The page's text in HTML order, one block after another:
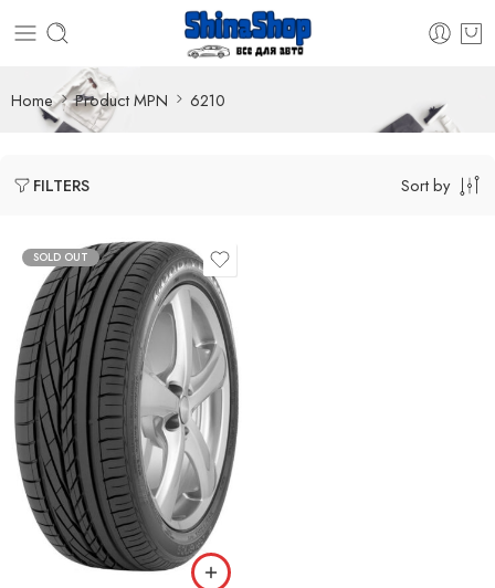
Home Product MPN 6210
FILTERS Sort by
SOLD OUT